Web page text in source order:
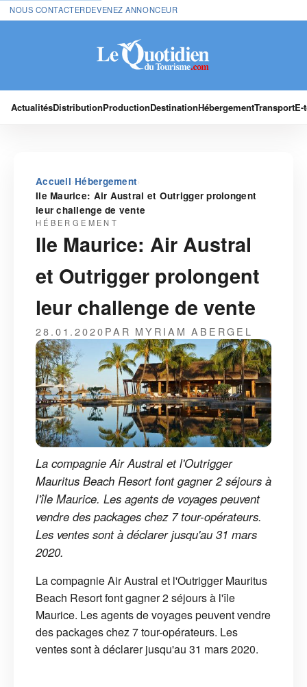
NOUS CONTACTERDEVENEZ ANNONCEUR
ActualitésDistributionProductionDestinationHébergementTransport
Accueil›Hébergement›
Ile Maurice: Air Austral et Outrigger prolongent
leur challenge de vente
HÉBERGEMENT
Ile Maurice: Air Austral
et Outrigger prolongent
leur challenge de vente
28.01.2020PAR MYRIAM ABERGEL
La compagnie Air Austral et l'Outrigger
Mauritus Beach Resort font gagner 2 séjours à
l'île Maurice. Les agents de voyages peuvent
vendre des packages chez 7 tour-opérateurs.
Les ventes sont à déclarer jusqu'au 31 mars
2020.
La compagnie Air Austral et l'Outrigger Mauritus
Beach Resort font gagner 2 séjours à l'île
Maurice. Les agents de voyages peuvent vendre
des packages chez 7 tour-opérateurs. Les
ventes sont à déclarer jusqu'au 31 mars 2020.